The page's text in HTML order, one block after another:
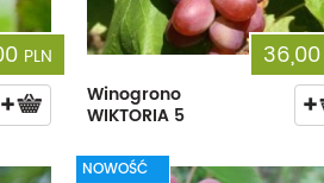
PLN
36,00
Winogrono
WIKTORIA 5
NOWOŚĆ